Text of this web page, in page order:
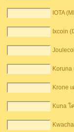
IOTA
Ixcoin
Koruna
Krone
Kuna โ